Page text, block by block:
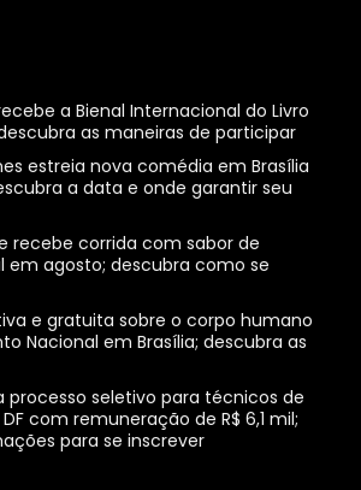
a Bienal Internacional do Livro
as maneiras de participar
estreia nova comédia em Brasília
a data e onde garantir seu
recebe corrida com sabor de
em agosto; descubra como se
e gratuita sobre o corpo humano
Nacional em Brasília; descubra as
processo seletivo para técnicos de
com remuneração de R$ 6,1 mil;
para se inscrever